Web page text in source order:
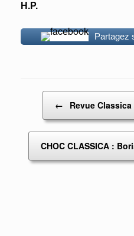
H.P.
Partagez
← Revue
CHOC CLASSICA :